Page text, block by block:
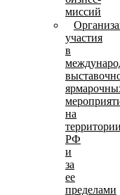
миссий
участия
в
на
территории
РФ
и
за
ее
пределами